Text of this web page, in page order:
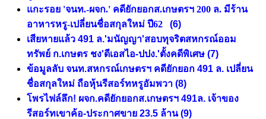
แกะรอย 'จนท.-ผจก.' คดียักยอกส.เกษตรฯ 200 ล. มีร้าน
อาหารหรู-เปลี่ยนชื่อสกุลใหม่ ปี62
(6)
เสียหายแล้ว 491 ล.'มนัญญา'สอบทุจริตสหกรณ์ออม
ทรัพย์ ก.เกษตร ชง'ดีเอสไอ-ปปง.'ตั้งคดีพิเศษ (7)
ข้อมูลลับ จนท.สหกรณ์เกษตรฯ คดียักยอก 491 ล. เปลี่ยน
ชื่อสกุลใหม่ ถือหุ้นรีสอร์ทหรูอัมพวา (8)
โพรไฟล์ลึก! ผจก.คดียักยอกส.เกษตรฯ 491ล. เจ้าของ
รีสอร์ทเขาค้อ-ประกาศขาย 23.5 ล้าน(9)